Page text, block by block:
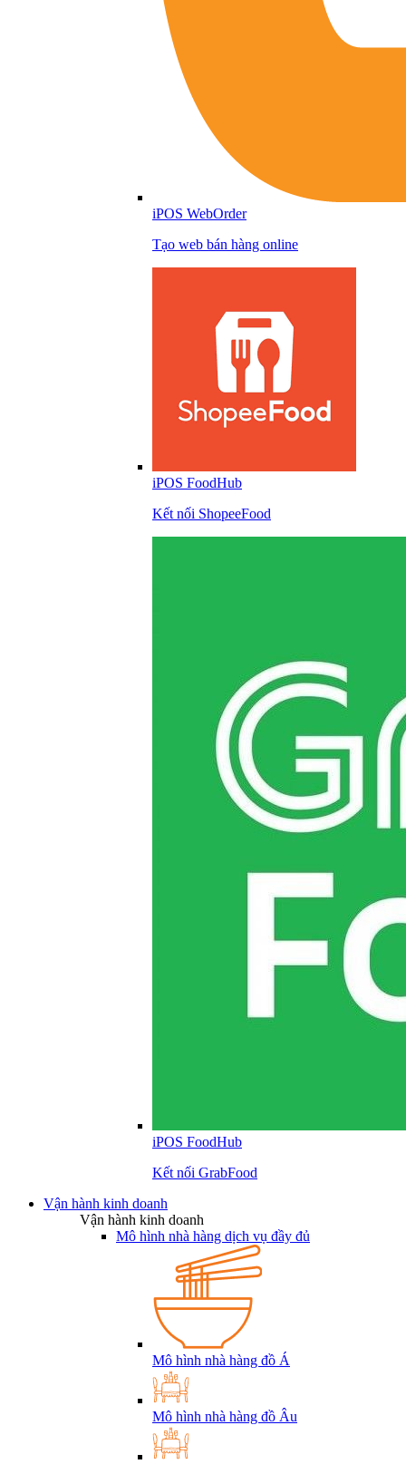
iPOS WebOrder
Tạo web bán hàng online
iPOS FoodHub
Kết nối ShopeeFood
iPOS FoodHub
Kết nối GrabFood
Vận hành kinh doanh
Vận hành kinh doanh
Mô hình nhà hàng dịch vụ đầy đủ
Mô hình nhà hàng đồ Á
Mô hình nhà hàng đồ Âu